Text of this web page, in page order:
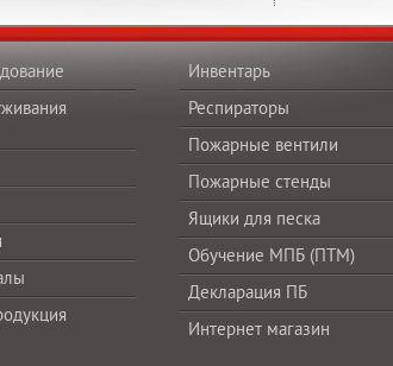
Инвентарь
Респираторы
Пожарные вентили
Пожарные стенды
Ящики для песка
Обучение МПБ (ПТМ)
Декларация ПБ
Интернет магазин